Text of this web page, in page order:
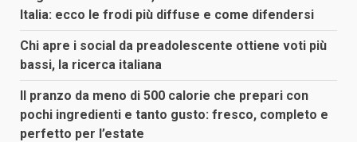
Italia: ecco le frodi più diffuse e come difendersi
Chi apre i social da preadolescente ottiene voti più
bassi, la ricerca italiana
Il pranzo da meno di 500 calorie che prepari con
pochi ingredienti e tanto gusto: fresco, completo e
perfetto per l’estate